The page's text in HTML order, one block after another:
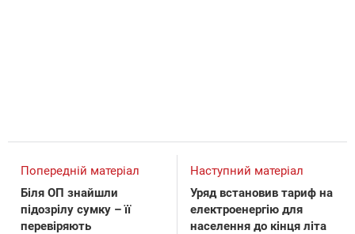
Попередній матеріал
Біля ОП знайшли
підозрілу сумку – її
перевіряють
Наступний матеріал
Уряд встановив тариф на
електроенергію для
населення до кінця літа